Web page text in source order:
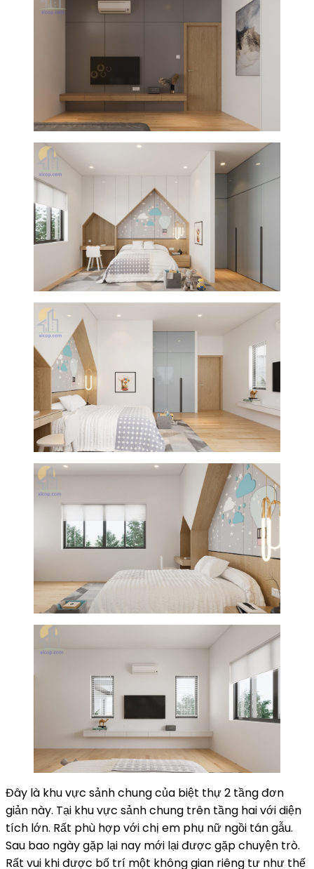
Đây là khu vực sảnh chung của biệt thự 2 tầng đơn
giản này. Tại khu vực sảnh chung trên tầng hai với diện
tích lớn. Rất phù hợp với chị em phụ nữ ngồi tán gẫu.
Sau bao ngày gặp lại nay mới lại được gặp chuyện trò.
Rất vui khi được bố trí một không gian riêng tư như thế